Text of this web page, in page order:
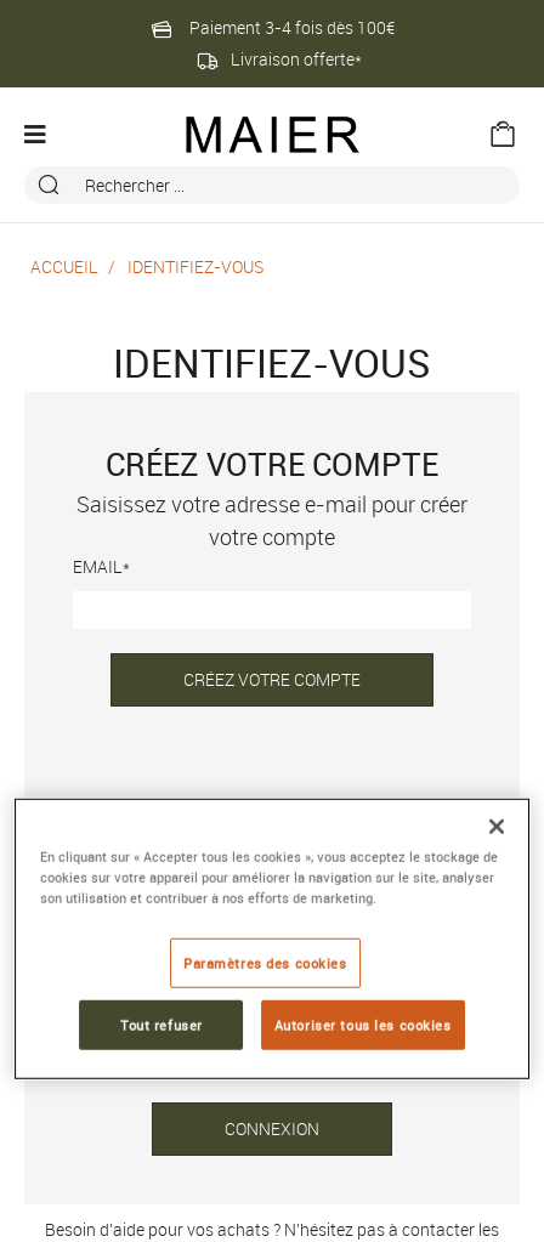
Paiement 3-4 fois dès 100€
Livraison offerte*
ACCUEIL IDENTIFIEZ-VOUS
IDENTIFIEZ-VOUS
CRÉEZ VOTRE COMPTE
Saisissez votre adresse e-mail pour créer
votre compte
EMAIL
CRÉEZ VOTRE COMPTE
ADRESSE E-MAIL OU NOM D'UTILISATEUR
MOT DE PASSE
CONNEXION
Besoin d’aide pour vos achats ? N’hésitez pas à contacter les
En cliquant sur « Accepter tous les cookies », vous acceptez le stockage de
cookies sur votre appareil pour améliorer la navigation sur le site, analyser
son utilisation et contribuer à nos efforts de marketing.
Paramètres des cookies
Tout refuser Autoriser tous les cookies